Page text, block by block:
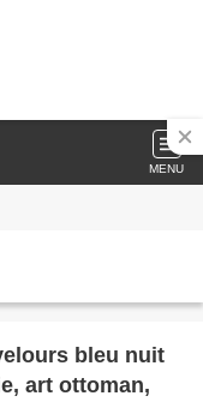
MENU
bleu nuit
art ottoman,